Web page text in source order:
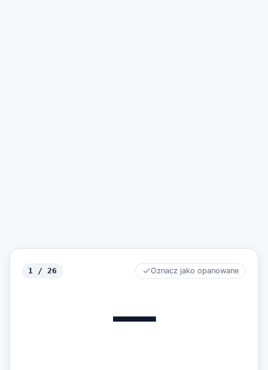
1 / 26 Oznacz jako opanowane
—